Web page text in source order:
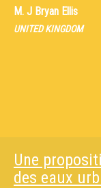
M. J Bryan Ellis
UNITED KINGDOM
Une
des eaux